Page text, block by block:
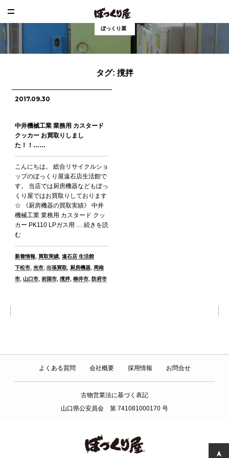
ぼっくり屋
タグ: 撹拌
2017.09.30
中井機械工業 業務用 カスタード
クッカー お買取りしまし
た！！……
こんにちは。 総合リサイクルショ
ップのぼっくり屋遠石店生活館で
す。 当店では厨房機器などもぼっ
くり屋ではお買取りしております
☆ 《厨房機器の買取実績》 中井
機械工業 業務用 カスタード クッ
カー PK110 LPガス用 … 続きを読
む
カ
テ
ゴ
新着情報 買取実績 遠石店 生活館
タ
グ
下松市 光市 出張買取 厨房機器
周南
市 山口市 岩国市 撹拌 柳井市 防府市
よくある質問 会社概要 採用情報 お問合せ
古物営業法に基づく表記
山口県公安員会 第 741081000170 号